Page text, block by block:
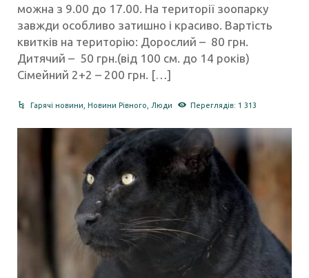
можна з 9.00 до 17.00. На території зоопарку
завжди особливо затишно і красиво. Вартість
квитків на територію: Дорослий – 80 грн.
Дитячий – 50 грн.(від 100 см. до 14 років)
Сімейний 2+2 – 200 грн. […]
Гарячі новини Новини Рівного Люди Переглядів: 1 313